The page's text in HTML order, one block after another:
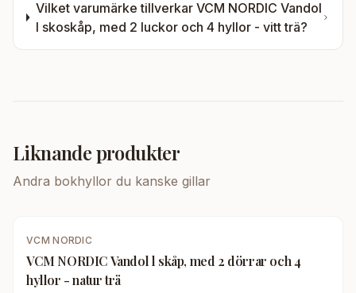
Vilket varumärke tillverkar VCM NORDIC Vandol
I skoskåp, med 2 luckor och 4 hyllor - vitt trä?
Liknande produkter
Andra bokhyllor du kanske gillar
VCM NORDIC
VCM NORDIC Vandol l skåp, med 2 dörrar och 4
hyllor - natur trä